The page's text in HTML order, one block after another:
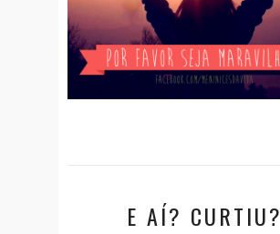
E AÍ? CURTIU?